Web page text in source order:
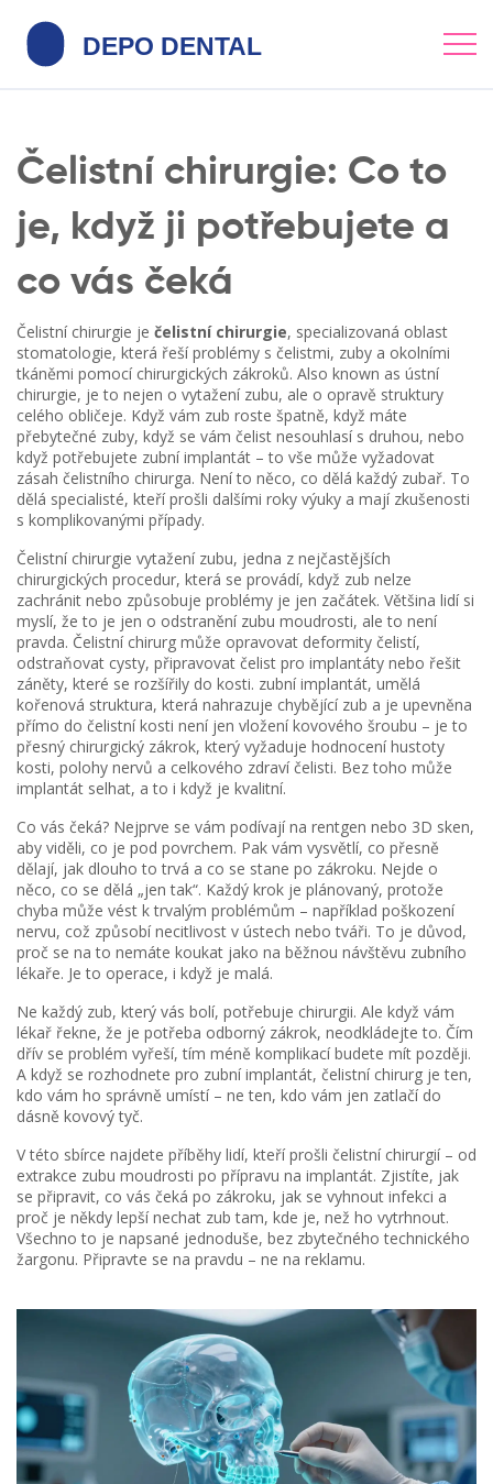
Čelistní chirurgie: Co to
je, když ji potřebujete a
co vás čeká
Čelistní chirurgie je čelistní chirurgie, specializovaná oblast
stomatologie, která řeší problémy s čelistmi, zuby a okolními
tkáněmi pomocí chirurgických zákroků. Also known as ústní
chirurgie, je to nejen o vytažení zubu, ale o opravě struktury
celého obličeje. Když vám zub roste špatně, když máte
přebytečné zuby, když se vám čelist nesouhlasí s druhou, nebo
když potřebujete zubní implantát – to vše může vyžadovat
zásah čelistního chirurga. Není to něco, co dělá každý zubař. To
dělá specialisté, kteří prošli dalšími roky výuky a mají zkušenosti
s komplikovanými případy.
Čelistní chirurgie vytažení zubu, jedna z nejčastějších
chirurgických procedur, která se provádí, když zub nelze
zachránit nebo způsobuje problémy je jen začátek. Většina lidí si
myslí, že to je jen o odstranění zubu moudrosti, ale to není
pravda. Čelistní chirurg může opravovat deformity čelistí,
odstraňovat cysty, připravovat čelist pro implantáty nebo řešit
záněty, které se rozšířily do kosti. zubní implantát, umělá
kořenová struktura, která nahrazuje chybějící zub a je upevněna
přímo do čelistní kosti není jen vložení kovového šroubu – je to
přesný chirurgický zákrok, který vyžaduje hodnocení hustoty
kosti, polohy nervů a celkového zdraví čelisti. Bez toho může
implantát selhat, a to i když je kvalitní.
Co vás čeká? Nejprve se vám podívají na rentgen nebo 3D sken,
aby viděli, co je pod povrchem. Pak vám vysvětlí, co přesně
dělají, jak dlouho to trvá a co se stane po zákroku. Nejde o
něco, co se dělá „jen tak“. Každý krok je plánovaný, protože
chyba může vést k trvalým problémům – například poškození
nervu, což způsobí necitlivost v ústech nebo tváři. To je důvod,
proč se na to nemáte koukat jako na běžnou návštěvu zubního
lékaře. Je to operace, i když je malá.
Ne každý zub, který vás bolí, potřebuje chirurgii. Ale když vám
lékař řekne, že je potřeba odborný zákrok, neodkládejte to. Čím
dřív se problém vyřeší, tím méně komplikací budete mít později.
A když se rozhodnete pro zubní implantát, čelistní chirurg je ten,
kdo vám ho správně umístí – ne ten, kdo vám jen zatlačí do
dásně kovový tyč.
V této sbírce najdete příběhy lidí, kteří prošli čelistní chirurgií – od
extrakce zubu moudrosti po přípravu na implantát. Zjistíte, jak
se připravit, co vás čeká po zákroku, jak se vyhnout infekci a
proč je někdy lepší nechat zub tam, kde je, než ho vytrhnout.
Všechno to je napsané jednoduše, bez zbytečného technického
žargonu. Připravte se na pravdu – ne na reklamu.